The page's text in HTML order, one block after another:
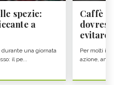
spezie:
a
una giornata
il pe...
Caffè
evitare
Per molti il
azione,